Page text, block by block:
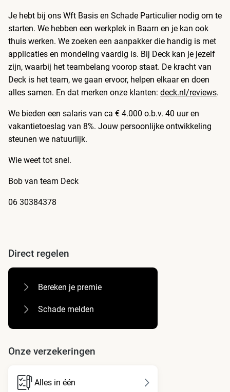
Je hebt bij ons Wft Basis en Schade Particulier nodig om te
starten. We hebben een werkplek in Baarn en je kan ook
thuis werken. We zoeken een aanpakker die handig is met
applicaties en mondeling vaardig is. Bij Deck kan je jezelf
zijn, waarbij het teambelang voorop staat. De kracht van
Deck is het team, we gaan ervoor, helpen elkaar en doen
alles samen. En dat merken onze klanten: deck.nl/reviews.
We bieden een salaris van ca € 4.000 o.b.v. 40 uur en
vakantietoeslag van 8%. Jouw persoonlijke ontwikkeling
steunen we natuurlijk.
Wie weet tot snel.
Bob van team Deck
06 30384378
Direct regelen
Bereken je premie
Schade melden
Onze verzekeringen
Alles in één